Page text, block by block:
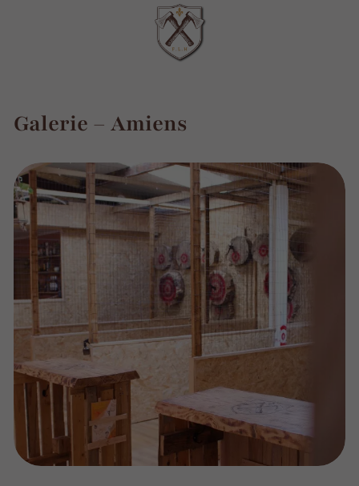
Galerie – Amiens